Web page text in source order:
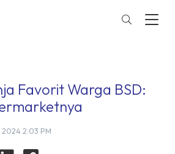
Favorit Warga BSD:
2:03 PM